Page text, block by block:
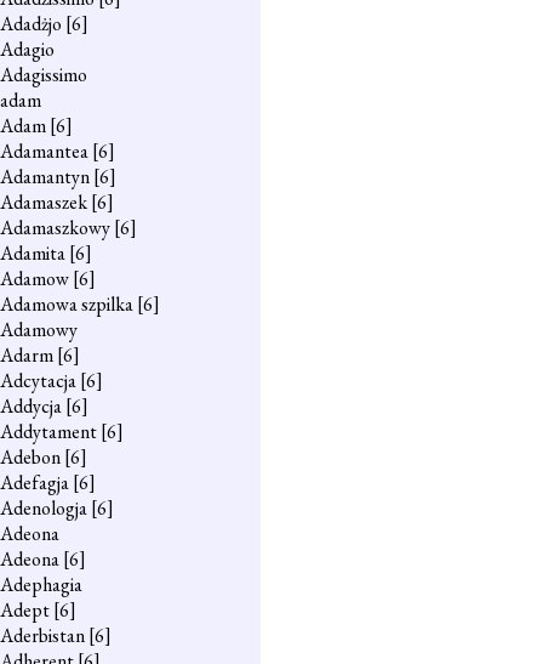
Adadżjo [6]
Adagio
Adagissimo
adam
Adam[6]
Adamantea[6]
Adamantyn[6]
Adamaszek[6]
Adamaszkowy[6]
Adamita[6]
Adamow[6]
Adamowa szpilka[6]
Adamowy
Adarm[6]
Adcytacja[6]
Addycja[6]
Addytament[6]
Adebon[6]
Adefagja[6]
Adenologja[6]
Adeona
Adeona[6]
Adephagia
Adept[6]
Aderbistan[6]